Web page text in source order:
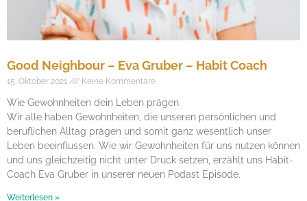
Good Neighbour – Eva Gruber – Habit Coach
15. Oktober 2021 Keine Kommentare
Wie Gewohnheiten dein Leben prägen.
Wir alle haben Gewohnheiten, die unseren persönlichen und
beruflichen Alltag prägen und somit ganz wesentlich unser
Leben beeinflussen. Wie wir Gewohnheiten für uns nutzen können
und uns gleichzeitig nicht unter Druck setzen, erzählt uns Habit-
Coach Eva Gruber in unserer neuen Podast Episode.
Weiterlesen »